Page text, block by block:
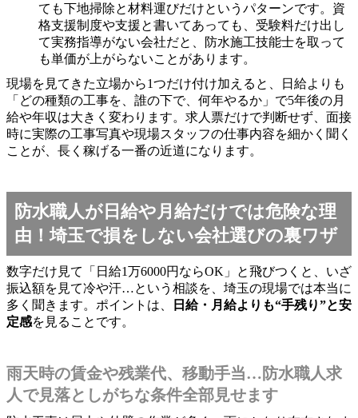
ても下地掃除と材料運びだけというパターンです。資
格支援制度や支援と書いてあっても、受験料だけ出し
て実務指導がない会社だと、防水施工技能士を取って
も単価が上がらないことがあります。
現場を見てきた立場から1つだけ付け加えると、日給よりも
「どの種類の工事を、誰の下で、何年やるか」で5年後の月
給や年収は大きく変わります。求人票だけで判断せず、面接
時に実際の工事写真や現場スタッフの仕事内容を細かく聞く
ことが、長く稼げる一番の近道になります。
防水職人が日給や月給だけでは危険な理
由！埼玉で損をしない会社選びの裏ワザ
数字だけ見て「日給1万6000円ならOK」と飛びつくと、いざ
振込額を見て冷や汗…という相談を、埼玉の現場では本当に
多く聞きます。ポイントは、
日給・月給よりも“手残り”と安
定感を見ることです。
雨天時の賃金や残業代、移動手当…防水職人求
人で見落としがちな条件全部見せます